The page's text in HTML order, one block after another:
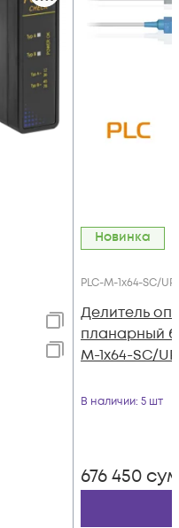
Новинка
PLC-M-1x64-SC/
Делитель
планарный
M-1x64-SC/
В наличии: 5 шт
676 450